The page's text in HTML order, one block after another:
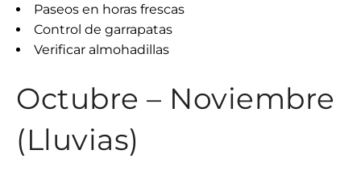
Paseos en horas frescas
Control de garrapatas
Verificar almohadillas
Octubre – Noviembre
(Lluvias)